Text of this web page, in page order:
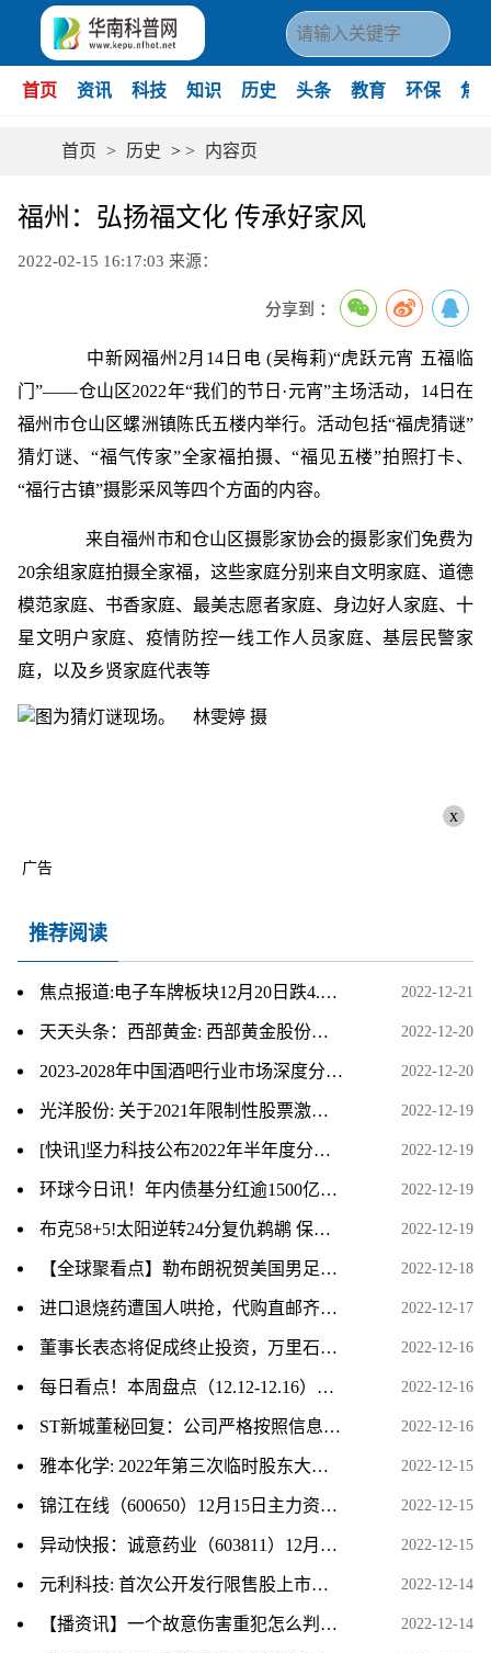
首页 资讯 科技 知识 历史 头条 教育 环保 焦
首页 > 历史 > > 内容页
福州：弘扬福文化 传承好家风
2022-02-15 16:17:03 来源：
分享到 ：
中新网福州2月14日电 (吴梅莉)“虎跃元宵 五福临
门”——仓山区2022年“我们的节日·元宵”主场活动，14日在
福州市仓山区螺洲镇陈氏五楼内举行。活动包括“福虎猜谜”
猜灯谜、“福气传家”全家福拍摄、“福见五楼”拍照打卡、
“福行古镇”摄影采风等四个方面的内容。
来自福州市和仓山区摄影家协会的摄影家们免费为
20余组家庭拍摄全家福，这些家庭分别来自文明家庭、道德
模范家庭、书香家庭、最美志愿者家庭、身边好人家庭、十
星文明户家庭、疫情防控一线工作人员家庭、基层民警家
庭，以及乡贤家庭代表等
x
广告
推荐阅读
焦点报道:电子车牌板块12月20日跌4.12%，易华录领跌，主力资金净流出1.08亿元 2022-12-21
天天头条：西部黄金: 西部黄金股份有限公司2022年第五次临时股东大会会议资料 2022-12-20
2023-2028年中国酒吧行业市场深度分析及投资战略研究报告 2022-12-20
光洋股份: 关于2021年限制性股票激励计划预留授予部分第一个解除限售期解除限售股份上市流通的提示性公告_焦点关注 2022-12-19
[快讯]坚力科技公布2022年半年度分红实施方案 2022-12-19
环球今日讯！年内债基分红逾1500亿元 成基金分红“主力军” 2022-12-19
布克58+5!太阳逆转24分复仇鹈鹕 保罗中关键三分 2022-12-19
【全球聚看点】勒布朗祝贺美国男足胜伊朗晋级:好样的!继续前进! 2022-12-18
进口退烧药遭国人哄抢，代购直邮齐涨价，与国外价差最高达9倍 2022-12-17
董事长表态将促成终止投资，万里石千万投资标的或遭“夺走” ST开元已开价5000万 2022-12-16
每日看点！本周盘点（12.12-12.16）：上海物贸周跌1.75%，主力资金合计净流出203.07万元 2022-12-16
ST新城董秘回复：公司严格按照信息披露有关规定，履行信息披露义务，目前没有应披露而未披露的信息 2022-12-16
雅本化学: 2022年第三次临时股东大会法律意见书_世界快播报 2022-12-15
锦江在线（600650）12月15日主力资金净卖出354.45万元 环球快资讯 2022-12-15
异动快报：诚意药业（603811）12月15日9点48分触及涨停板 2022-12-15
元利科技: 首次公开发行限售股上市流通公告 2022-12-14
【播资讯】一个故意伤害重犯怎么判刑？ 2022-12-14